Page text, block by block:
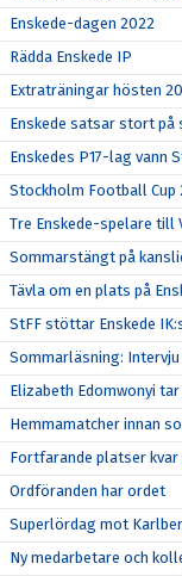
Enskede-dagen 2022
Rädda Enskede IP
Extraträningar hösten
Enskede satsar stort på
Enskedes P17-lag vann
Stockholm Football Cup
Tre Enskede-spelare till
Sommarstängt på
Tävla om en plats på
StFF stöttar Enskede
Sommarläsning:
Elizabeth Edomwonyi
Hemmamatcher innan
Fortfarande platser
Ordföranden har ordet
Superlördag mot
Ny medarbetare och